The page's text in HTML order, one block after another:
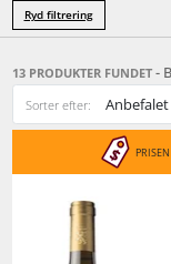
Ryd filtrering
13 PRODUKTER FUNDET -
Sorter efter: